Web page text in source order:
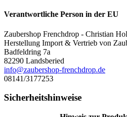
Verantwortliche Person in der EU
Zaubershop Frenchdrop - Christian
Herstellung Import & Vertrieb von
Badfeldring 7a
82290 Landsberied
info@zaubershop-frenchdrop.de
08141/3177253
Sicherheitshinweise